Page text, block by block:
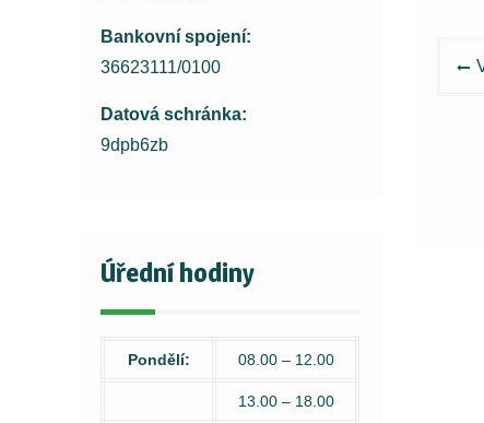
Bankovní spojení:
36623111/0100
Datová schránka:
9dpb6zb
Úřední hodiny
Pondělí: 08.00 – 12.00
13.00 – 18.00